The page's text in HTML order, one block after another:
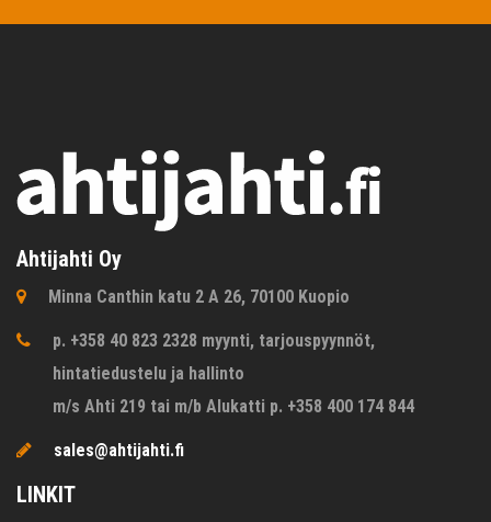
Ahtijahti Oy
Minna Canthin katu 2 A 26, 70100 Kuopio
p. +358 40 823 2328 myynti, tarjouspyynnöt,
hintatiedustelu ja hallinto
m/s Ahti 219 tai m/b Alukatti p. +358 400 174 844
sales@ahtijahti.fi
LINKIT